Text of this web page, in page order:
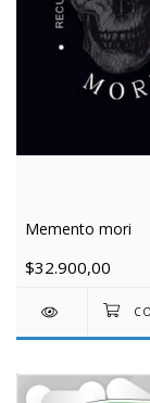
Memento mori
$32.900,00